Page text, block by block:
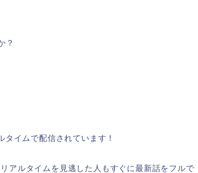
？
イムで配信されています！
アルタイムを見逃した人もすぐに最新話をフルで